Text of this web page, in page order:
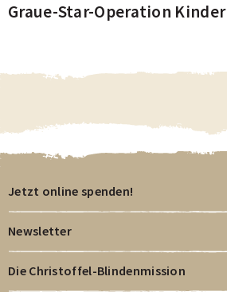
Graue-Star-Operation Kinder
Jetzt online spenden!
Newsletter
Die Christoffel-Blindenmission